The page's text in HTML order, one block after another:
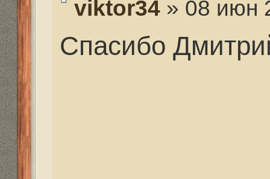
Ребят, держите
https://
К сожалению он